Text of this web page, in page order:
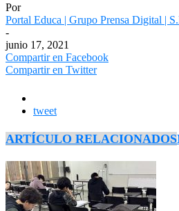
Por
Portal Educa | Grupo Prensa Digital |
-
junio 17, 2021
Compartir en Facebook
Compartir en Twitter
tweet
ARTÍCULO RELACIONADOS